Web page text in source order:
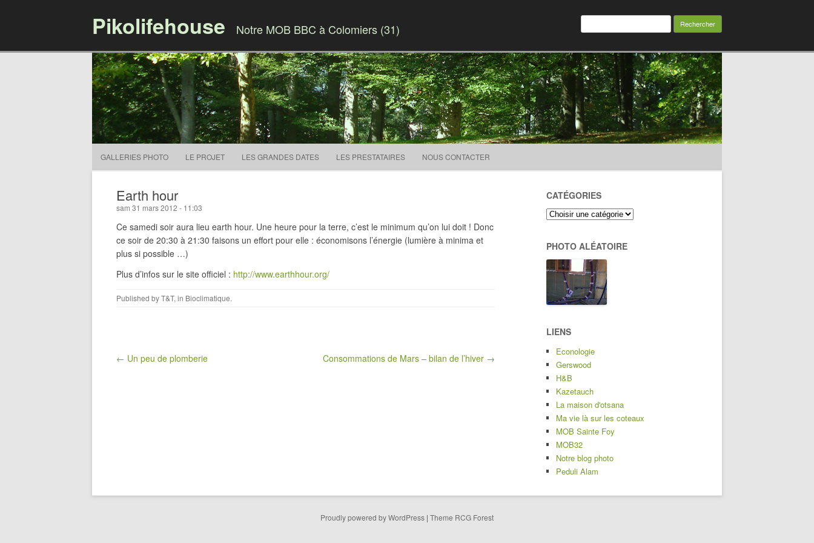
Pikolifehouse Notre MOB BBC à Colomiers (31)
Rechercher :
GALLERIES PHOTO LE PROJET LES GRANDES DATES LES PRESTATAIRES NOUS CONTACTER
Earth hour
sam 31 mars 2012 - 11:03
Ce samedi soir aura lieu earth hour. Une heure pour la terre, c’est le minimum qu’on lui doit ! Donc
ce soir de 20:30 à 21:30 faisons un effort pour elle : économisons l’énergie (lumière à minima et
plus si possible …)
Plus d’infos sur le site officiel : http://www.earthhour.org/
Published byT&T, in Bioclimatique.
Post navigation
← Un peu de plomberie Consommations de Mars – bilan de l’hiver →
CATÉGORIES
PHOTO ALÉATOIRE
LIENS
Econologie
Gerswood
H&B
Kazetauch
La maison d'otsana
Ma vie là sur les coteaux
MOB Sainte Foy
MOB32
Notre blog photo
Peduli Alam
Proudly powered by WordPress | Theme RCG Forest